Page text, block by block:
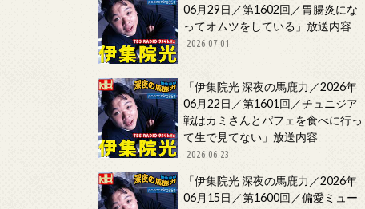
06月29日／第1602回／胃腸炎にな
ってオムツをしている」放送内容
2026.07.01
「伊集院光 深夜の馬鹿力／2026年
06月22日／第1601回／チュニジア
戦はカミさんとパフェを食べに行っ
て生で見てない」放送内容
2026.06.23
「伊集院光 深夜の馬鹿力／2026年
06月15日／第1600回／偏愛ミュー